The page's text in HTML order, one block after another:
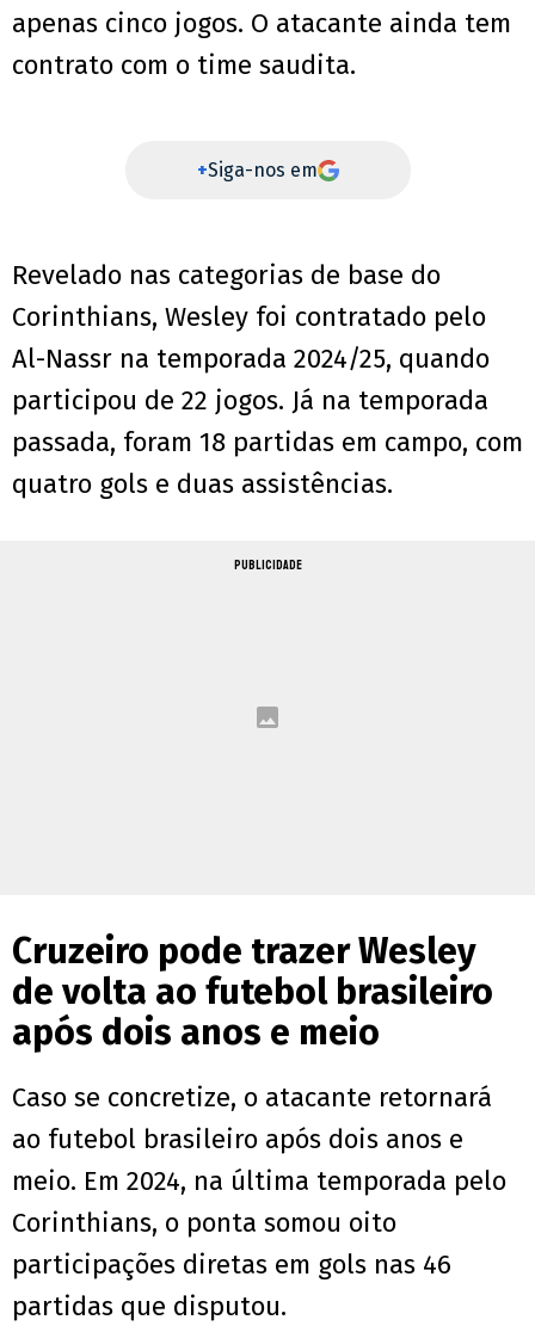
apenas cinco jogos. O atacante ainda tem
contrato com o time saudita.
+Siga-nos em
Revelado nas categorias de base do
Corinthians, Wesley foi contratado pelo
Al-Nassr na temporada 2024/25, quando
participou de 22 jogos. Já na temporada
passada, foram 18 partidas em campo, com
quatro gols e duas assistências.
PUBLICIDADE
Cruzeiro pode trazer Wesley
de volta ao futebol brasileiro
após dois anos e meio
Caso se concretize, o atacante retornará
ao futebol brasileiro após dois anos e
meio. Em 2024, na última temporada pelo
Corinthians, o ponta somou oito
participações diretas em gols nas 46
partidas que disputou.